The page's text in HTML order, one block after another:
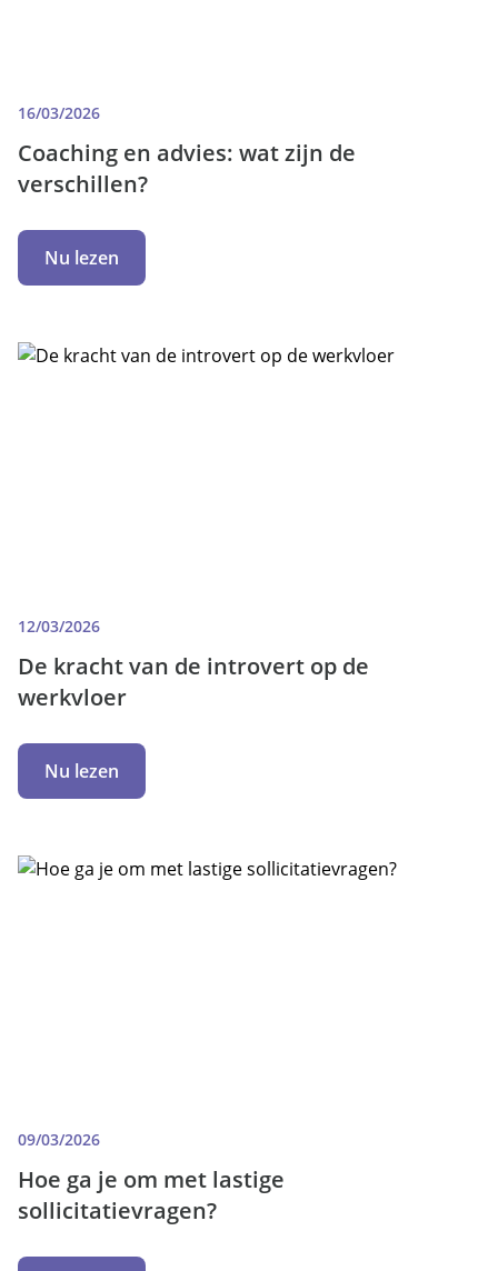
16/03/2026
Coaching en advies: wat zijn de
verschillen?
Nu lezen
12/03/2026
De kracht van de introvert op de
werkvloer
Nu lezen
09/03/2026
Hoe ga je om met lastige
sollicitatievragen?